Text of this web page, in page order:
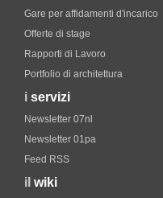
Gare per affidamenti d'incarico
Offerte di stage
Rapporti di Lavoro
Portfolio di architettura
i servizi
Newsletter 07nl
Newsletter 01pa
Feed RSS
il wiki